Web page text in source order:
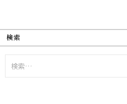
検索
索: